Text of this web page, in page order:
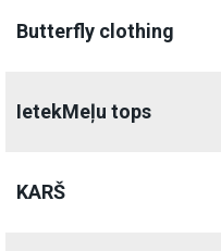
Butterfly clothing
IetekMeļu tops
KARŠ